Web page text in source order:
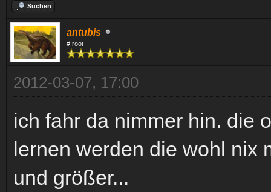
Suchen
antubis
# root
2012-03-07, 17:00
ich fahr da nimmer hin. die
lernen werden die wohl nix
und größer...